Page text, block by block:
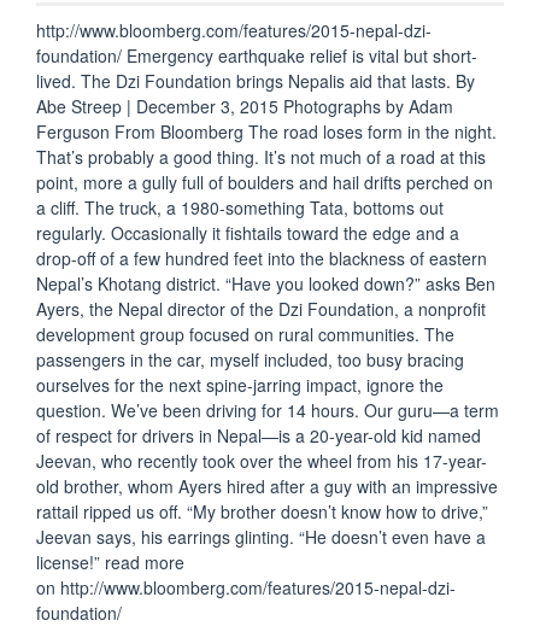
6482m
sa
face
Est.”
http://www.bloomberg.com/features/2015-nepal-dzi-
foundation/ Emergency earthquake relief is vital but short-
lived. The Dzi Foundation brings Nepalis aid that lasts. By
Abe Streep | December 3, 2015 Photographs by Adam
Ferguson From Bloomberg The road loses form in the night.
That’s probably a good thing. It’s not much of a road at this
point, more a gully full of boulders and hail drifts perched on
a cliff. The truck, a 1980-something Tata, bottoms out
regularly. Occasionally it fishtails toward the edge and a
drop-off of a few hundred feet into the blackness of eastern
Nepal’s Khotang district. “Have you looked down?” asks Ben
Ayers, the Nepal director of the Dzi Foundation, a nonprofit
development group focused on rural communities. The
passengers in the car, myself included, too busy bracing
ourselves for the next spine-jarring impact, ignore the
question. We’ve been driving for 14 hours. Our guru—a term
of respect for drivers in Nepal—is a 20-year-old kid named
Jeevan, who recently took over the wheel from his 17-year-
old brother, whom Ayers hired after a guy with an impressive
rattail ripped us off. “My brother doesn’t know how to drive,”
Jeevan says, his earrings glinting. “He doesn’t even have a
license!” read more
on http://www.bloomberg.com/features/2015-nepal-dzi-
foundation/